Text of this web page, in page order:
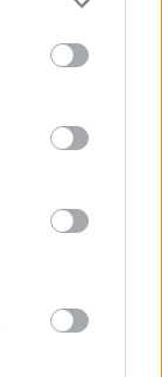
may click to
tags to
Google
marked*